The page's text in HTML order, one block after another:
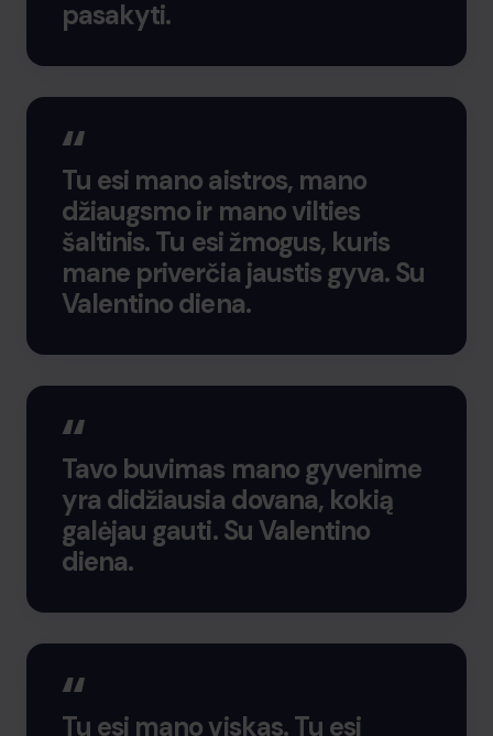
pasakyti.
Tu esi mano aistros, mano
džiaugsmo ir mano vilties
šaltinis. Tu esi žmogus, kuris
mane priverčia jaustis gyva. Su
Valentino diena.
Tavo buvimas mano gyvenime
yra didžiausia dovana, kokią
galėjau gauti. Su Valentino
diena.
Tu esi mano viskas. Tu esi